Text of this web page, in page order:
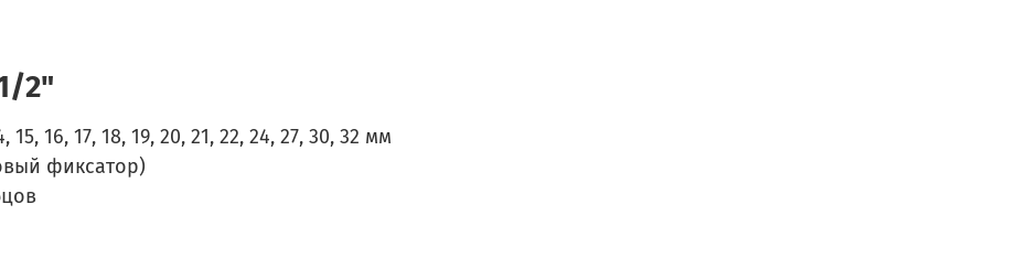
2"
16, 17, 18, 19, 20, 21, 22, 24, 27, 30, 32 мм
фиксатор)